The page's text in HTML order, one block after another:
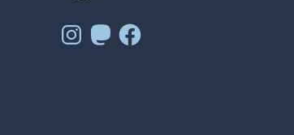
Instagram
MastodonFacebook